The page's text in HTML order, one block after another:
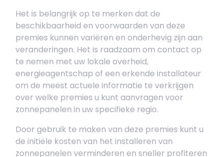
Het is belangrijk op te merken dat de
beschikbaarheid en voorwaarden van deze
premies kunnen variëren en onderhevig zijn aan
veranderingen. Het is raadzaam om contact op
te nemen met uw lokale overheid,
energieagentschap of een erkende installateur
om de meest actuele informatie te verkrijgen
over welke premies u kunt aanvragen voor
zonnepanelen in uw specifieke regio.
Door gebruik te maken van deze premies kunt u
de initiële kosten van het installeren van
zonnepanelen verminderen en sneller profiteren